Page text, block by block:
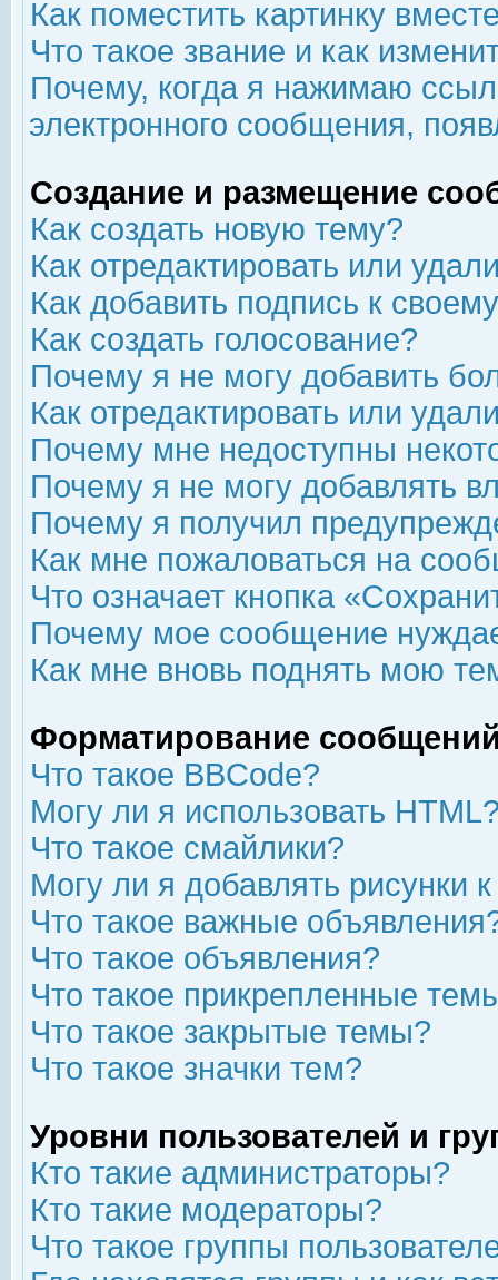
Как поместить картинку
Что такое звание и как
Почему, когда я нажимаю
электронного сообщения,
Создание и размещение
Как создать новую тему?
Как отредактировать или
Как добавить подпись к
Как создать голосование?
Почему я не могу добавить
Как отредактировать или
Почему мне недоступны
Почему я не могу добавлять
Почему я получил
Как мне пожаловаться на
Что означает кнопка
Почему мое сообщение
Как мне вновь поднять мою
Форматирование
Что такое BBCode?
Могу ли я использовать
Что такое смайлики?
Могу ли я добавлять рисунки
Что такое важные
Что такое объявления?
Что такое прикрепленные
Что такое закрытые темы?
Что такое значки тем?
Уровни пользователей и
Кто такие администраторы?
Кто такие модераторы?
Что такое группы